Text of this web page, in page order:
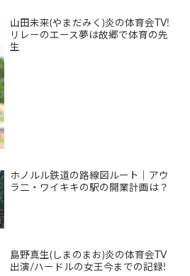
山田未来(やまだみく)炎の体育会TV!
リレーのエース夢は故郷で体育の先
生
ホノルル鉄道の路線図ルート｜アウ
ラ二・ワイキキの駅の開業計画は？
島野真生(しまのまお)炎の体育会TV
出演/ハードルの女王今までの記録!